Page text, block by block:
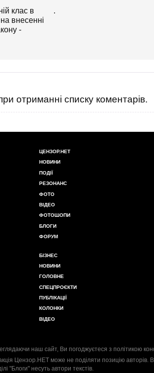
.
отриманні списку коментарів.
ЦЕНЗОР.НЕТ
НОВИНИ
ПОДІЇ
РЕЗОНАНС
ФОТО
ВІДЕО
ФОТОШОПИ
БЛОГИ
ФОРУМ
БІЗНЕС
НОВИНИ
ГОЛОВНЕ
СПЕЦПРОЄКТИ
ПУБЛІКАЦІЇ
КОЛОНКИ
ВІДЕО
наш сайт, Ви погоджуєтеся з політикою
Цензор.НЕТ може не поділяти позицію авторів.
"Блоги" несуть автори текстів.